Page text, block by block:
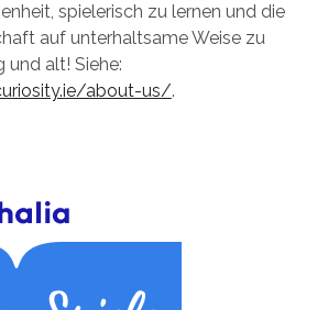
spielerisch zu lernen und die
auf unterhaltsame Weise zu
und alt! Siehe:
about-us/.